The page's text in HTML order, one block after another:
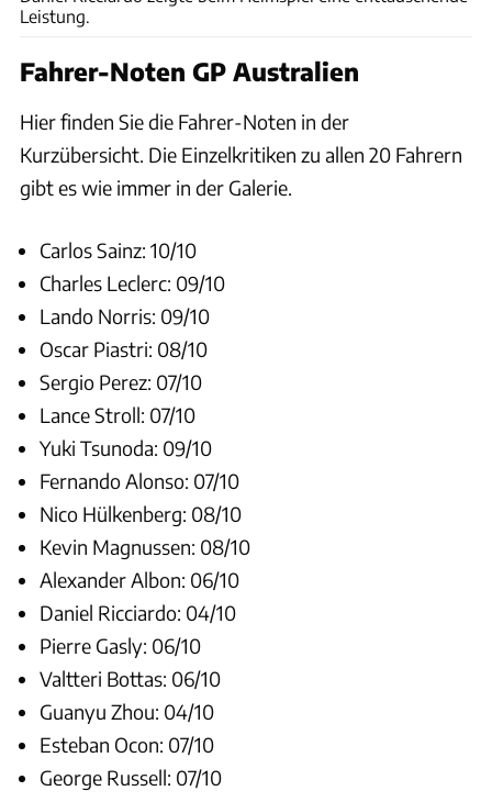
Leistung.
Fahrer-Noten GP Australien
Hier finden Sie die Fahrer-Noten in der
Kurzübersicht. Die Einzelkritiken zu allen 20 Fahrern
gibt es wie immer in der Galerie.
Carlos Sainz: 10/10
Charles Leclerc: 09/10
Lando Norris: 09/10
Oscar Piastri: 08/10
Sergio Perez: 07/10
Lance Stroll: 07/10
Yuki Tsunoda: 09/10
Fernando Alonso: 07/10
Nico Hülkenberg: 08/10
Kevin Magnussen: 08/10
Alexander Albon: 06/10
Daniel Ricciardo: 04/10
Pierre Gasly: 06/10
Valtteri Bottas: 06/10
Guanyu Zhou: 04/10
Esteban Ocon: 07/10
George Russell: 07/10